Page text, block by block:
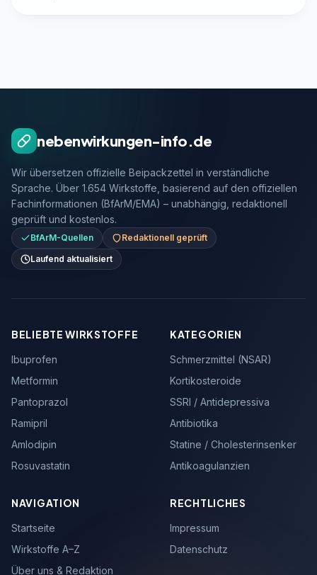
nebenwirkungen-info.de
Wir übersetzen offizielle Beipackzettel in verständliche
Sprache. Über 1.654 Wirkstoffe, basierend auf den offiziellen
Fachinformationen (BfArM/EMA) – unabhängig, redaktionell
geprüft und kostenlos.
BfArM-Quellen
Redaktionell geprüft
Laufend aktualisiert
BELIEBTE WIRKSTOFFE
Ibuprofen
Metformin
Pantoprazol
Ramipril
Amlodipin
Rosuvastatin
KATEGORIEN
Schmerzmittel (NSAR)
Kortikosteroide
SSRI / Antidepressiva
Antibiotika
Statine / Cholesterinsenker
Antikoagulanzien
NAVIGATION
Startseite
Wirkstoffe A–Z
Über uns & Redaktion
RECHTLICHES
Impressum
Datenschutz